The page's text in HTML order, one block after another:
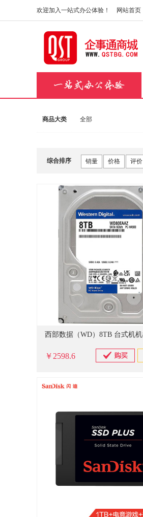
欢迎加入一站式办公体验！ 网站首页
商品大类 全部
综合排序 销量 价格 评价
￥2598.6